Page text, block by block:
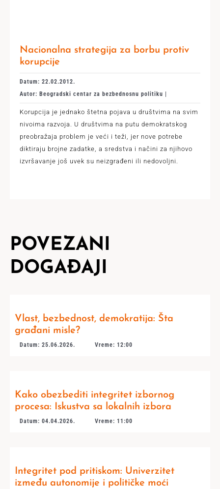
Nacionalna strategija za borbu protiv
korupcije
Datum: 22.02.2012.
Autor: Beogradski centar za bezbednosnu politiku |
Korupcija je jednako štetna pojava u društvima na svim
nivoima razvoja. U društvima na putu demokratskog
preobražaja problem je veći i teži, jer nove potrebe
diktiraju brojne zadatke, a sredstva i načini za njihovo
izvršavanje još uvek su neizgrađeni ili nedovoljni.
POVEZANI
DOGAĐAJI
Vlast, bezbednost, demokratija: Šta
građani misle?
Datum: 25.06.2026. Vreme: 12:00
Kako obezbediti integritet izbornog
procesa: Iskustva sa lokalnih izbora
Datum: 04.04.2026. Vreme: 11:00
Integritet pod pritiskom: Univerzitet
između autonomije i političke moći